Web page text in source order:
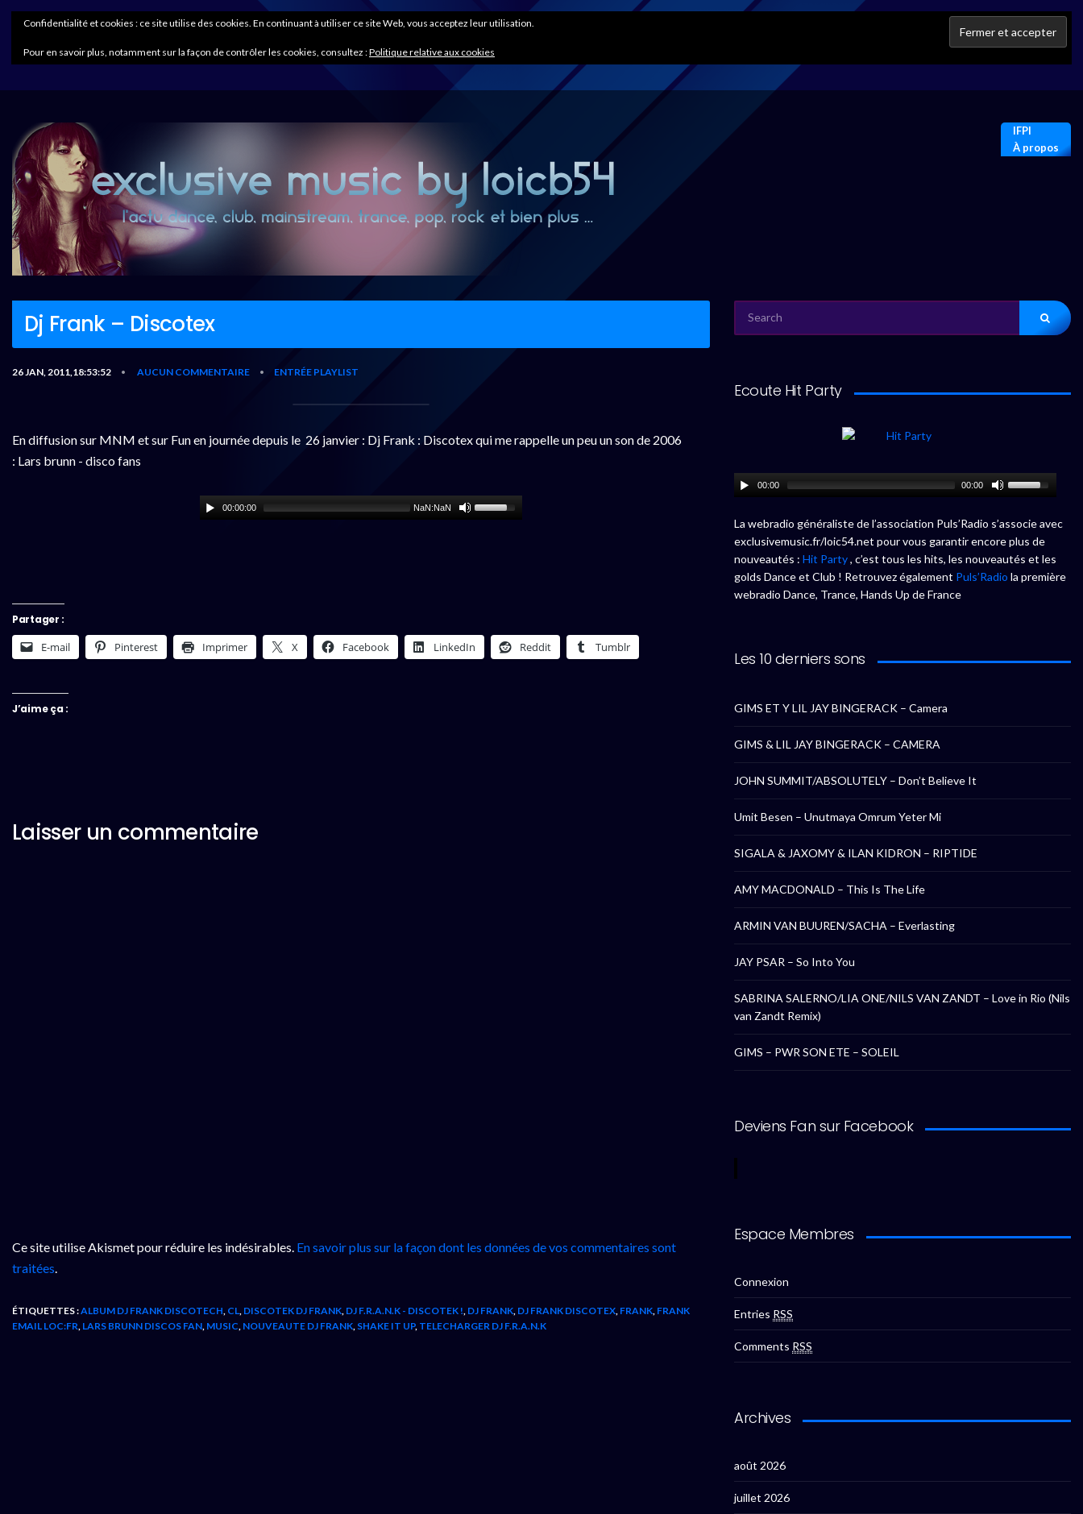
IFPI
À propos
Dj Frank – Discotex
26 JAN, 2011,18:53:52 • AUCUN COMMENTAIRE • ENTRÉE PLAYLIST
En diffusion sur MNM et sur Fun en journée depuis le 26 janvier : Dj Frank : Discotex qui me rappelle un peu un son de 2006
: Lars brunn - disco fans
00:00:00 NaN:NaN
Partager :
E-mail Pinterest Imprimer X Facebook LinkedIn Reddit Tumblr
J’aime ça :
Laisser un commentaire
Ce site utilise Akismet pour réduire les indésirables. En savoir plus sur la façon dont les données de vos commentaires sont
traitées.
ÉTIQUETTES :ALBUM DJ FRANK DISCOTECH, CL, DISCOTEK DJ FRANK, DJ F.R.A.N.K - DISCOTEK !, DJ FRANK, DJ FRANK DISCOTEX, FRANK, FRANK
EMAIL LOC:FR, LARS BRUNN DISCOS FAN, MUSIC, NOUVEAUTE DJ FRANK, SHAKE IT UP, TELECHARGER DJ F.R.A.N.K
FOR:
Ecoute Hit Party
00:00 00:00
La webradio généraliste de l’association Puls’Radio s’associe avec
exclusivemusic.fr/loic54.net pour vous garantir encore plus de
nouveautés : Hit Party, c’est tous les hits, les nouveautés et les
golds Dance et Club ! Retrouvez également Puls’Radio la première
webradio Dance, Trance, Hands Up de France
Les 10 derniers sons
GIMS ET Y LIL JAY BINGERACK – Camera
GIMS & LIL JAY BINGERACK – CAMERA
JOHN SUMMIT/ABSOLUTELY – Don’t Believe It
Umit Besen – Unutmaya Omrum Yeter Mi
SIGALA & JAXOMY & ILAN KIDRON – RIPTIDE
AMY MACDONALD – This Is The Life
ARMIN VAN BUUREN/SACHA – Everlasting
JAY PSAR – So Into You
SABRINA SALERNO/LIA ONE/NILS VAN ZANDT – Love in Rio (Nils
van Zandt Remix)
GIMS – PWR SON ETE – SOLEIL
Deviens Fan sur Facebook
Espace Membres
Connexion
Entries RSS
Comments RSS
Archives
août 2026
juillet 2026
Confidentialité et cookies : ce site utilise des cookies. En continuant à utiliser ce site Web, vous acceptez leur utilisation.
Pour en savoir plus, notamment sur la façon de contrôler les cookies, consultez :Politique relative aux cookies